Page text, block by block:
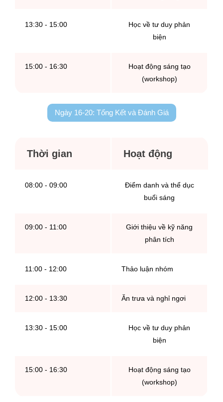
13:30 - 15:00
Học về tư duy phản
biện
15:00 - 16:30
Hoạt động sáng tạo
(workshop)
Ngày 16-20: Tổng Kết và Đánh Giá
Thời gian Hoạt động
08:00 - 09:00
Điểm danh và thể dục
buổi sáng
09:00 - 11:00
Giới thiệu về kỹ năng
phân tích
11:00 - 12:00 Thảo luận nhóm
12:00 - 13:30 Ăn trưa và nghỉ ngơi
13:30 - 15:00
Học về tư duy phản
biện
15:00 - 16:30
Hoạt động sáng tạo
(workshop)